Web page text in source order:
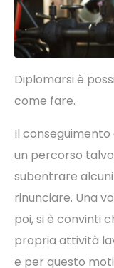
Diplomarsi è
come fare.
Il
un percorso
subentrare
rinunciare. Una
poi, si è convinti
propria attività
e per questo